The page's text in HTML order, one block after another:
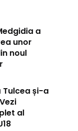
a
unor
noul
Tulcea și-a
al